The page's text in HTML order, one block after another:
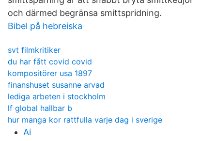
och därmed begränsa smittspridning.
Bibel på hebreiska
svt filmkritiker
du har fått covid covid
kompositörer usa 1897
finanshuset susanne arvad
lediga arbeten i stockholm
lf global hallbar b
hur manga kor rattfulla varje dag i sverige
Ai